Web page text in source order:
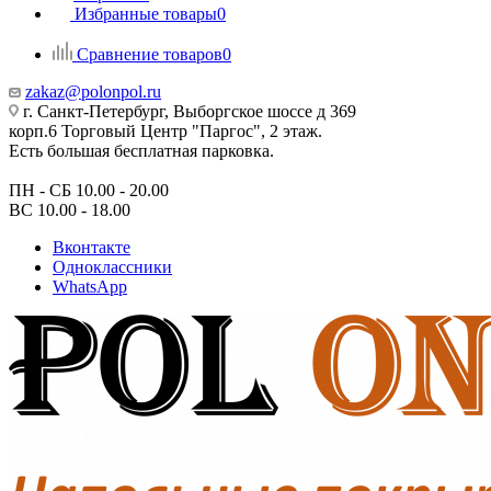
Избранные товары0
Сравнение товаров0
zakaz@polonpol.ru
г. Санкт-Петербург, Выборгское шоссе д 369
корп.6 Торговый Центр "Паргос", 2 этаж.
Есть большая бесплатная парковка.
ПН - СБ 10.00 - 20.00
ВС 10.00 - 18.00
Вконтакте
Одноклассники
WhatsApp